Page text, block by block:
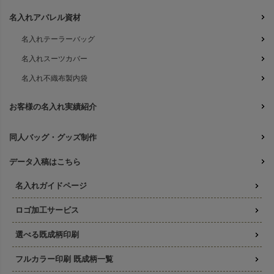
名入れアパレル資材
名入れテーラーバッグ
名入れスーツカバー
名入れ不織布製内袋
お客様の名入れ実績紹介
同人バッグ・グッズ制作
データ入稿はこちら
名入れガイドページ
ロゴ加工サービス
選べる既成柄印刷
フルカラー印刷 既成柄一覧